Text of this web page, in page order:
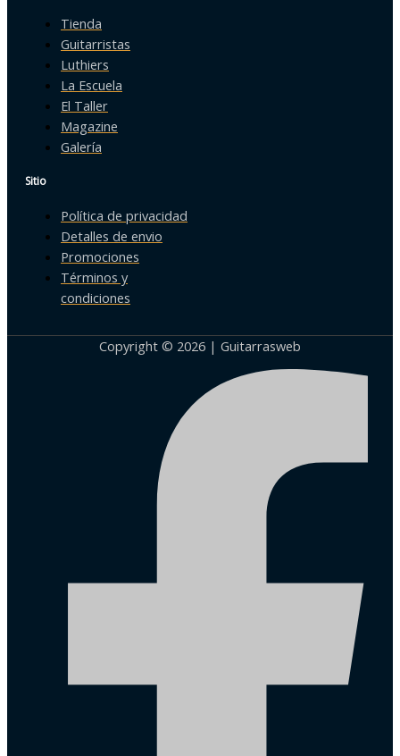
Tienda
Guitarristas
Luthiers
La Escuela
El Taller
Magazine
Galería
Sitio
Política de privacidad
Detalles de envio
Promociones
Términos y
condiciones
Copyright © 2026 | Guitarrasweb